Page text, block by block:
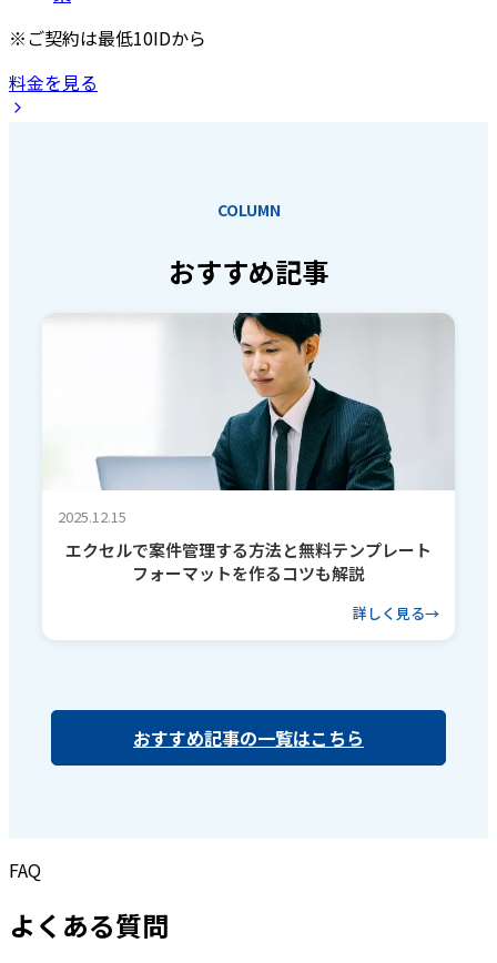
※ご契約は最低10IDから
料金を見る
COLUMN
おすすめ記事
2025.12.15
エクセルで案件管理する方法と無料テンプレート
フォーマットを作るコツも解説
詳しく見る
おすすめ記事の一覧はこちら
FAQ
よくある質問